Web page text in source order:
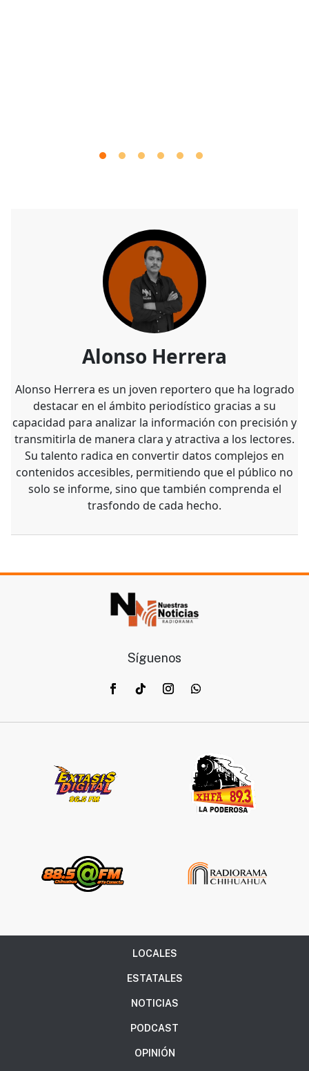
Alonso Herrera
Alonso Herrera es un joven reportero que ha logrado
destacar en el ámbito periodístico gracias a su
capacidad para analizar la información con precisión y
transmitirla de manera clara y atractiva a los lectores.
Su talento radica en convertir datos complejos en
contenidos accesibles, permitiendo que el público no
solo se informe, sino que también comprenda el
trasfondo de cada hecho.
Síguenos
LOCALES
ESTATALES
NOTICIAS
PODCAST
OPINIÓN